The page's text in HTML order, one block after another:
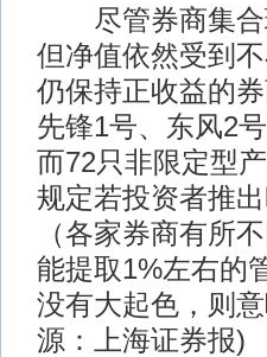
尽管券商集合
但净值依然受到
仍保持正收益的
先锋1号、东风2
而72只非限定型
规定若投资者推
（各家券商有所
能提取1%左右的
没有大起色，则
源：上海证券报)